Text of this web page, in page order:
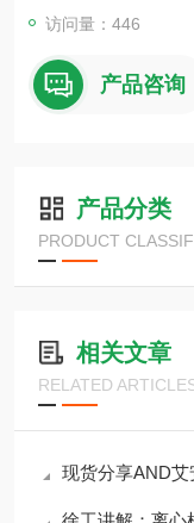
访问量：446
产品咨询
产品分类
PRODUCT
相关文章
RELATED
现货分享AND